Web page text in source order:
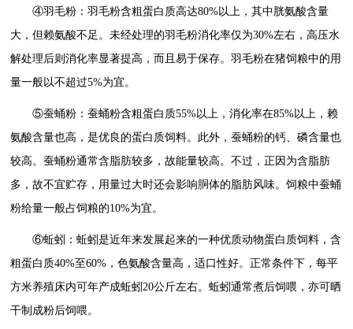
④羽毛粉：羽毛粉含粗蛋白质高达80%以上，其中胱氨酸含量
大，但赖氨酸不足。未经处理的羽毛粉消化率仅为30%左右，高压水
解处理后则消化率显著提高，而且易于保存。羽毛粉在猪饲粮中的用
量一般以不超过5%为宜。
⑤蚕蛹粉：蚕蛹粉含粗蛋白质55%以上，消化率在85%以上，赖
氨酸含量也高，是优良的蛋白质饲料。此外，蚕蛹粉的钙、磷含量也
较高。蚕蛹粉通常含脂肪较多，故能量较高。不过，正因为含脂肪
多，故不宜贮存，用量过大时还会影响胴体的脂肪风味。饲粮中蚕蛹
粉给量一般占饲粮的10%为宜。
⑥蚯蚓：蚯蚓是近年来发展起来的一种优质动物蛋白质饲料，含
粗蛋白质40%至60%，色氨酸含量高，适口性好。正常条件下，每平
方米养殖床内可年产成蚯蚓20公斤左右。蚯蚓通常煮后饲喂，亦可晒
干制成粉后饲喂。